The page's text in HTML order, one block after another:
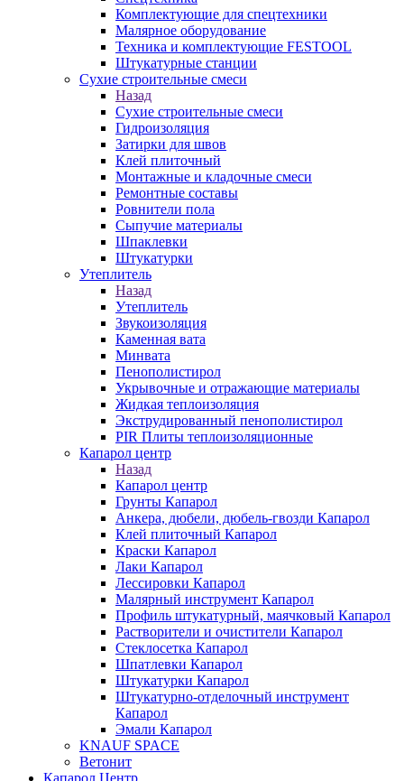
Комплектующие для спецтехники
Малярное оборудование
Техника и комплектующие FESTOOL
Штукатурные станции
Сухие строительные смеси
Назад
Сухие строительные смеси
Гидроизоляция
Затирки для швов
Клей плиточный
Монтажные и кладочные смеси
Ремонтные составы
Ровнители пола
Сыпучие материалы
Шпаклевки
Штукатурки
Утеплитель
Назад
Утеплитель
Звукоизоляция
Каменная вата
Минвата
Пенополистирол
Укрывочные и отражающие материалы
Жидкая теплоизоляция
Экструдированный пенополистирол
PIR Плиты теплоизоляционные
Капарол центр
Назад
Капарол центр
Грунты Капарол
Анкера, дюбели, дюбель-гвозди Капарол
Клей плиточный Капарол
Краски Капарол
Лаки Капарол
Лессировки Капарол
Малярный инструмент Капарол
Профиль штукатурный, маячковый Капарол
Растворители и очистители Капарол
Cтеклосетка Капарол
Шпатлевки Капарол
Штукатурки Капарол
Штукатурно-отделочный инструмент
Капарол
Эмали Капарол
KNAUF SPACE
Ветонит
Капарол Центр